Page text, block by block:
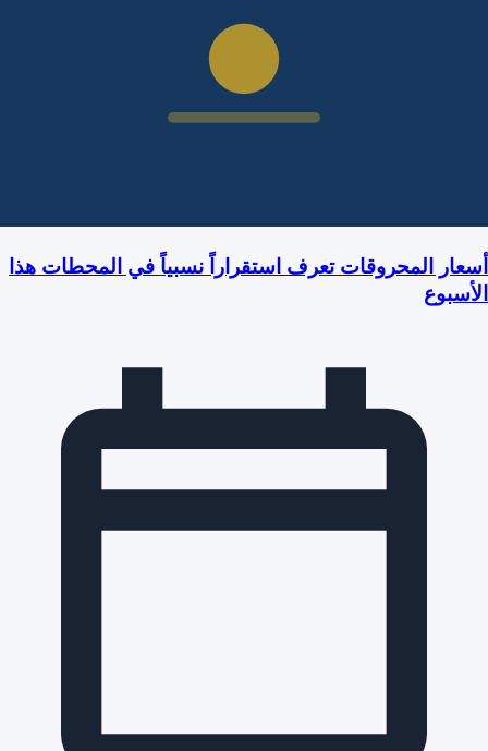
أسعار المحروقات تعرف استقراراً نسبياً في المحطات هذا
الأسبوع